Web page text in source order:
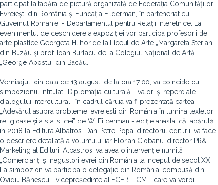
participat la tabăra de pictură organizată de Federația Comunităților
Evreiești din România și Fundația Filderman, în parteneriat cu
Guvernul României - Departamentul pentru Relații Interetnice. La
evenimentul de deschidere a expoziției vor participa profesorii de
arte plastice Georgeta Hlihor de la Liceul de Arte „Margareta Sterian”
din Buzău și prof. Ioan Burlacu de la Colegiul Național de Artă
„George Apostu” din Bacău.
Vernisajul, din data de 13 august, de la ora 17:00, va coincide cu
simpozionul intitulat „Diplomația culturală - valori și repere ale
dialogului intercultural”, în cadrul căruia va fi prezentată cartea
„Adevărul asupra problemei evreiești din România în lumina textelor
religioase și a statisticei” de W. Filderman - ediție anastatică, apărută
în 2018 la Editura Albatros. Dan Petre Popa, directorul editurii, va face
o descriere detaliată a volumului iar Florian Ciobanu, director PR&
Marketing al Editurii Albastros, va avea o intervenție numită
„Comercianți și negustori evrei din România la inceput de secol XX”.
La simpozion va participa o delegație din România, compusă din
Ovidiu Bănescu - vicepreședinte al FCER – CM - care va vorbi